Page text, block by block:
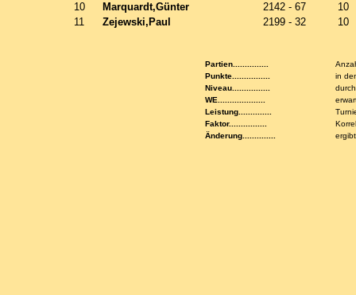
10
Marquardt,Günter 2142 - 67
10
11
Zejewski,Paul 2199 - 32 10
Partien...............
Punkte................
in
Niveau................
WE....................
Leistung..............
Faktor................
Änderung..............